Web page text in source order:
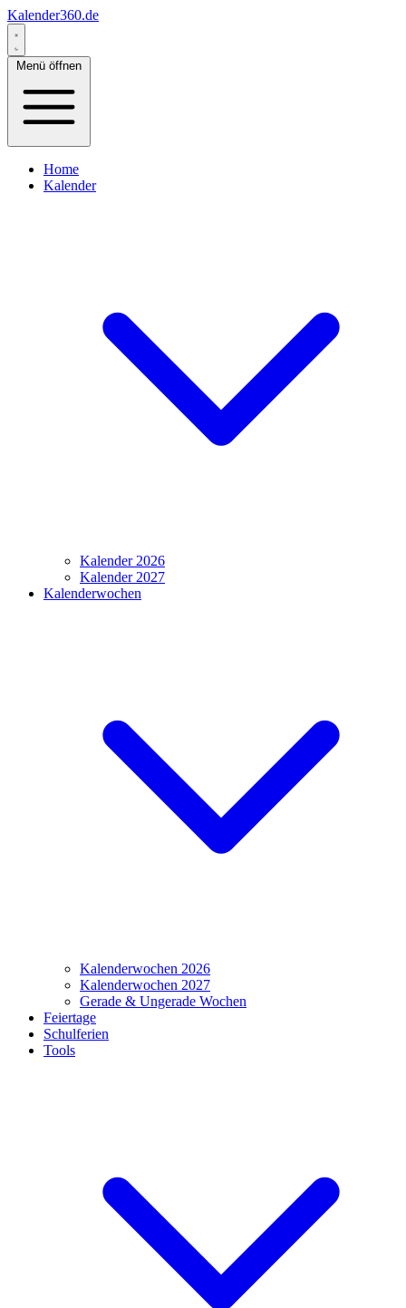
Kalender360.de
Menü öffnen
Home
Kalender
Kalender 2026
Kalender 2027
Kalenderwochen
Kalenderwochen 2026
Kalenderwochen 2027
Gerade & Ungerade Wochen
Feiertage
Schulferien
Tools